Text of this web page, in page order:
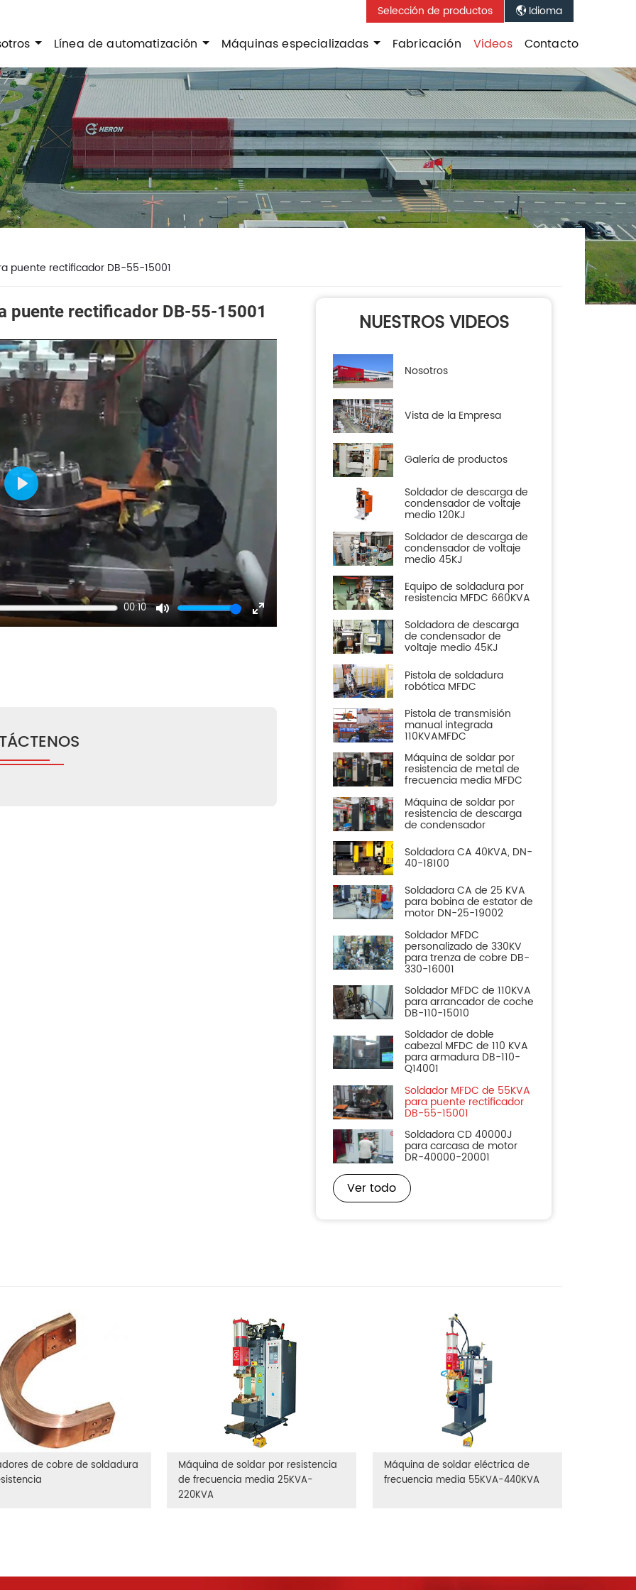
Selección de productos  Idioma
Línea de automatización Máquinas especializadas Fabricación Videos Contacto
puente rectificador DB-55-15001
puente rectificador DB-55-15001
00:10
Mute
Enter
Play
NUESTROS VIDEOS
Nosotros
Vista de la Empresa
Galería de productos
Soldador de descarga de
condensador de voltaje
medio 120KJ
Soldador de descarga de
condensador de voltaje
medio 45KJ
Equipo de soldadura por
resistencia MFDC 660KVA
Soldadora de descarga
de condensador de
voltaje medio 45KJ
Pistola de soldadura
robótica MFDC
Pistola de transmisión
manual integrada
110KVAMFDC
Máquina de soldar por
resistencia de metal de
frecuencia media MFDC
Máquina de soldar por
resistencia de descarga
de condensador
Soldadora CA 40KVA, DN-
40-18100
Soldadora CA de 25 KVA
para bobina de estator de
motor DN-25-19002
Soldador MFDC
personalizado de 330KV
para trenza de cobre DB-
330-16001
Soldador MFDC de 110KVA
para arrancador de coche
DB-110-15010
Soldador de doble
cabezal MFDC de 110 KVA
para armadura DB-110-
Q14001
Soldador MFDC de 55KVA
para puente rectificador
DB-55-15001
Soldadora CD 40000J
para carcasa de motor
DR-40000-20001
Ver todo
de cobre de soldadura
Máquina de soldar por resistencia
de frecuencia media 25KVA-
220KVA
Máquina de soldar eléctrica de
frecuencia media 55KVA-440KVA